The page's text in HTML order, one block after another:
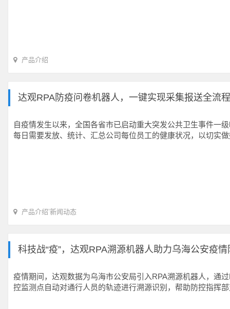
产品介绍
达观RPA防疫问卷机器人，一键实现采集报送全流程
自疫情发生以来，全国各省市已启动重大突发公共卫生事件一
每日需要发放、统计、汇总公司每位员工的健康状况，以切
产品介绍’新闻动态
科技战“疫”，达观RPA溯源机器人助力乌海公安疫
疫情期间，达观数据为乌海市公安局引入RPA溯源机器人，通
控监测点自动对通行人员的轨迹进行溯源识别，帮助防控指挥